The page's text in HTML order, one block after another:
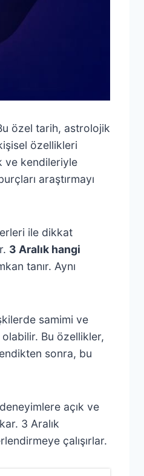
özel tarih, astrolojik
özellikleri
ve kendileriyle
araştırmayı
ile dikkat
3 Aralık hangi
tanır. Aynı
samimi ve
Bu özellikler,
sonra, bu
açık ve
3 Aralık
çalışırlar.